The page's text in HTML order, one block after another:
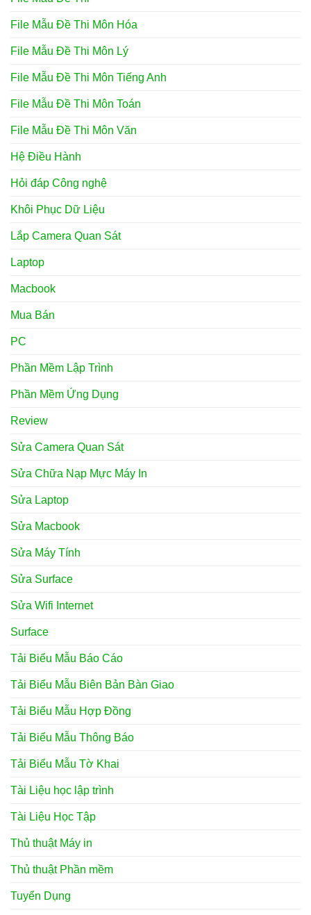
File Mẫu Đề Thi Môn Hóa
File Mẫu Đề Thi Môn Lý
File Mẫu Đề Thi Môn Tiếng Anh
File Mẫu Đề Thi Môn Toán
File Mẫu Đề Thi Môn Văn
Hệ Điều Hành
Hỏi đáp Công nghệ
Khôi Phục Dữ Liệu
Lắp Camera Quan Sát
Laptop
Macbook
Mua Bán
PC
Phần Mềm Lập Trình
Phần Mềm Ứng Dụng
Review
Sửa Camera Quan Sát
Sửa Chữa Nạp Mực Máy In
Sửa Laptop
Sửa Macbook
Sửa Máy Tính
Sửa Surface
Sửa Wifi Internet
Surface
Tải Biểu Mẫu Báo Cáo
Tải Biểu Mẫu Biên Bản Bàn Giao
Tải Biểu Mẫu Hợp Đồng
Tải Biểu Mẫu Thông Báo
Tải Biểu Mẫu Tờ Khai
Tài Liệu học lập trình
Tài Liệu Học Tập
Thủ thuật Máy in
Thủ thuật Phần mềm
Tuyển Dụng